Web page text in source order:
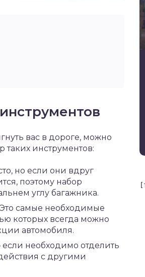
вас в дороге, можно
таких инструментов:
но если они вдруг
поэтому набор
углу багажника.
самые необходимые
которых всегда можно
автомобиля.
необходимо отделить
с другими